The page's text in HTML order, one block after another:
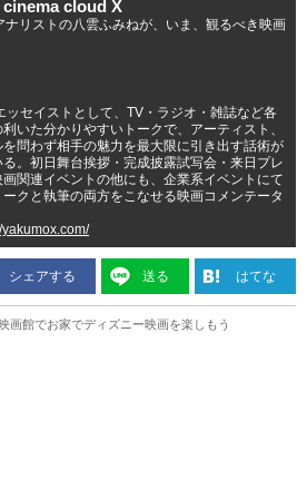
cinema cloud X
ナリストの八雲ふみねが、いま、観るべき映画
ッセイストとして、TV・ラジオ・雑誌など各
いた分かりやすいトークで、アーティスト、
問わず相手の魅力を最大限に引き出す話術が
。初日舞台挨拶・完成披露試写会・来日プレ
関連イベントの他にも、企業系イベントにて
クと執筆の両方をこなせる映画コメンテータ
yakumox.com/
シェアする 送る はてな
館でお家でディズニー映画を楽しもう